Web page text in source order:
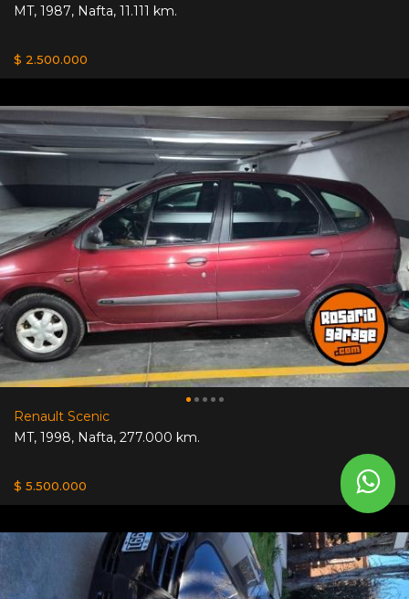
MT, 1987, Nafta, 11.111 km.
$ 2.500.000
Renault Scenic
MT, 1998, Nafta, 277.000 km.
$ 5.500.000